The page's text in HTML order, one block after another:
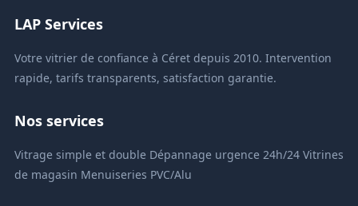
LAP Services
Votre vitrier de confiance à Céret depuis 2010. Intervention
rapide, tarifs transparents, satisfaction garantie.
Nos services
Vitrage simple et double Dépannage urgence 24h/24 Vitrines
de magasin Menuiseries PVC/Alu